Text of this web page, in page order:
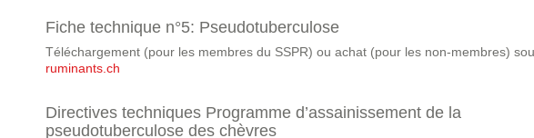
Fiche technique n°5: Pseudotuberculose
Téléchargement (pour les membres du SSPR) ou achat (pour les non-membres)
ruminants.ch
Directives techniques Programme d’assainissement de la
pseudotuberculose des chèvres